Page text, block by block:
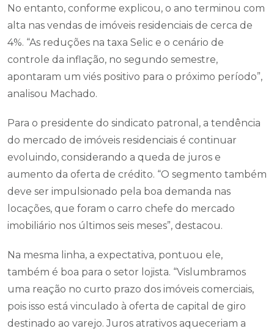
No entanto, conforme explicou, o ano terminou com
alta nas vendas de imóveis residenciais de cerca de
4%. “As reduções na taxa Selic e o cenário de
controle da inflação, no segundo semestre,
apontaram um viés positivo para o próximo período”,
analisou Machado.
Para o presidente do sindicato patronal, a tendência
do mercado de imóveis residenciais é continuar
evoluindo, considerando a queda de juros e
aumento da oferta de crédito. “O segmento também
deve ser impulsionado pela boa demanda nas
locações, que foram o carro chefe do mercado
imobiliário nos últimos seis meses”, destacou.
Na mesma linha, a expectativa, pontuou ele,
também é boa para o setor lojista. “Vislumbramos
uma reação no curto prazo dos imóveis comerciais,
pois isso está vinculado à oferta de capital de giro
destinado ao varejo. Juros atrativos aqueceriam a